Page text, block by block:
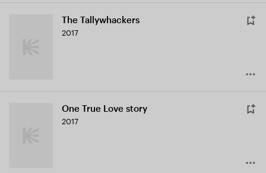
The Tallywhackers
2017
One True Love story
2017